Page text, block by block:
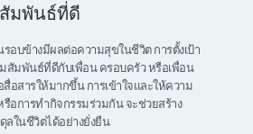
มพันธ์ที่ดี
บข้างมีผลต่อความสุขในชีวิต การตั้งเป้า
สัมพันธ์ที่ดีกับเพื่อน ครอบครัว หรือเพื่อน
อสารให้มากขึ้น การเข้าใจและให้ความ
อการทำกิจกรรมร่วมกัน จะช่วยสร้าง
ในชีวิตได้อย่างยั่งยืน